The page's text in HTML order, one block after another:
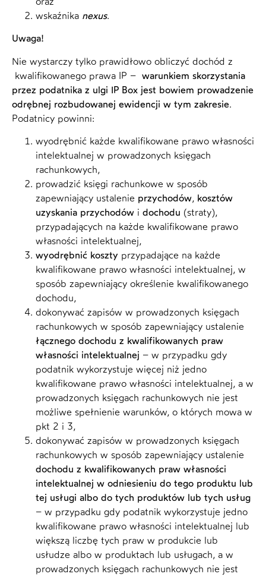
wskaźnika nexus.
Uwaga!
Nie wystarczy tylko prawidłowo obliczyć dochód z
kwalifikowanego prawa IP – warunkiem skorzystania
przez podatnika z ulgi IP Box jest bowiem prowadzenie
odrębnej rozbudowanej ewidencji w tym zakresie.
Podatnicy powinni:
wyodrębnić każde kwalifikowane prawo własności
intelektualnej w prowadzonych księgach
rachunkowych,
prowadzić księgi rachunkowe w sposób
zapewniający ustalenie przychodów, kosztów
uzyskania przychodów i dochodu (straty),
przypadających na każde kwalifikowane prawo
własności intelektualnej,
wyodrębnić koszty przypadające na każde
kwalifikowane prawo własności intelektualnej, w
sposób zapewniający określenie kwalifikowanego
dochodu,
dokonywać zapisów w prowadzonych księgach
rachunkowych w sposób zapewniający ustalenie
łącznego dochodu z kwalifikowanych praw
własności intelektualnej – w przypadku gdy
podatnik wykorzystuje więcej niż jedno
kwalifikowane prawo własności intelektualnej, a w
prowadzonych księgach rachunkowych nie jest
możliwe spełnienie warunków, o których mowa w
pkt 2 i 3,
dokonywać zapisów w prowadzonych księgach
rachunkowych w sposób zapewniający ustalenie
dochodu z kwalifikowanych praw własności
intelektualnej w odniesieniu do tego produktu lub
tej usługi albo do tych produktów lub tych usług
– w przypadku gdy podatnik wykorzystuje jedno
kwalifikowane prawo własności intelektualnej lub
większą liczbę tych praw w produkcie lub
usłudze albo w produktach lub usługach, a w
prowadzonych księgach rachunkowych nie jest